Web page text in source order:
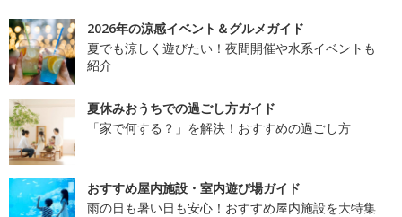
2026年の涼感イベント＆グルメガイド
夏でも涼しく遊びたい！夜間開催や水系イベントも
紹介
夏休みおうちでの過ごし方ガイド
「家で何する？」を解決！おすすめの過ごし方
おすすめ屋内施設・室内遊び場ガイド
雨の日も暑い日も安心！おすすめ屋内施設を大特集